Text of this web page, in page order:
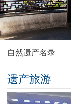
自然遗产名录
遗产旅游